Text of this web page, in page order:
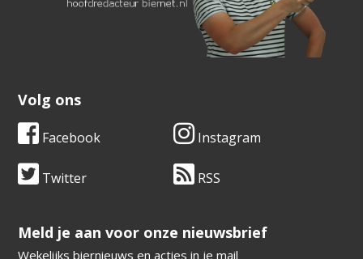
Volg ons
Facebook Instagram
Twitter RSS
​​​​​​​Meld je aan voor onze nieuwsbrief
Wekelijks biernieuws en acties in je mail